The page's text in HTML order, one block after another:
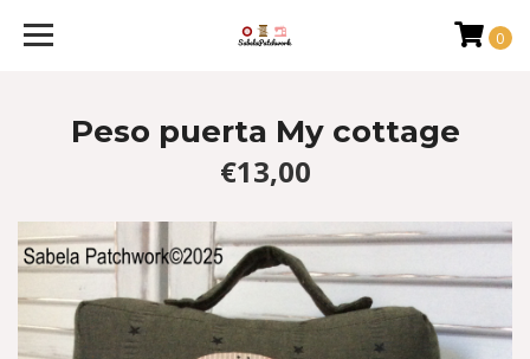
0
Peso puerta My cottage
€13,00